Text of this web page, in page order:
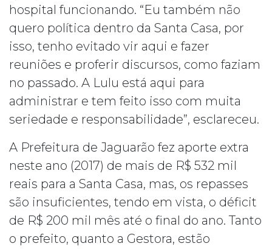
hospital funcionando. “Eu também não
quero política dentro da Santa Casa, por
isso, tenho evitado vir aqui e fazer
reuniões e proferir discursos, como faziam
no passado. A Lulu está aqui para
administrar e tem feito isso com muita
seriedade e responsabilidade”, esclareceu.
A Prefeitura de Jaguarão fez aporte extra
neste ano (2017) de mais de R$ 532 mil
reais para a Santa Casa, mas, os repasses
são insuficientes, tendo em vista, o déficit
de R$ 200 mil mês até o final do ano. Tanto
o prefeito, quanto a Gestora, estão